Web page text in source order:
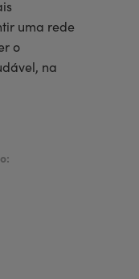
uma rede
o
na